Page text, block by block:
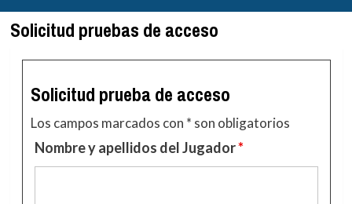
Solicitud pruebas de acceso
Solicitud prueba de acceso
Los campos marcados con * son obligatorios
Nombre y apellidos del Jugador*